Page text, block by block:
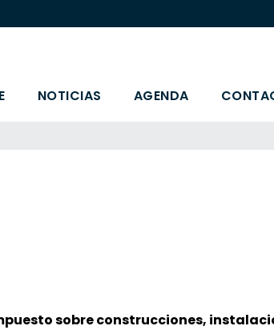
NOTICIAS AGENDA
sobre construcciones,